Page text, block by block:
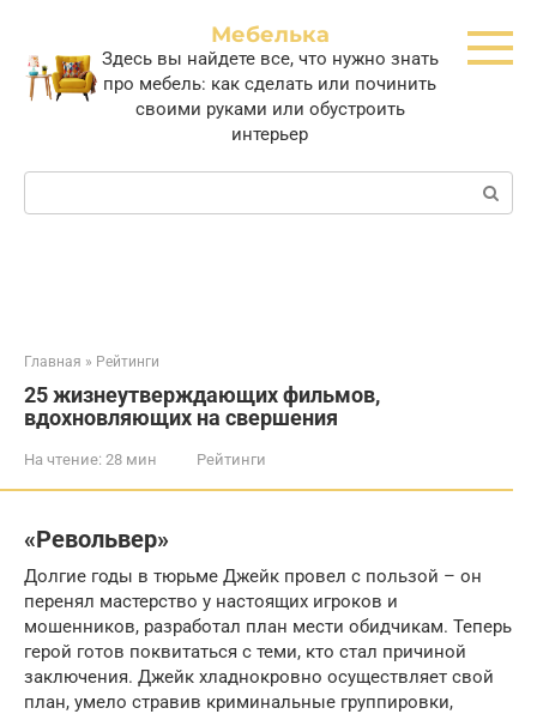
контенту
Мебелька
Здесь вы найдете все, что нужно знать
про мебель: как сделать или починить
своими руками или обустроить
интерьер
Поиск:
Главная » Рейтинги
25 жизнеутверждающих фильмов,
вдохновляющих на свершения
На чтение: 28 мин Рейтинги
«Револьвер»
Долгие годы в тюрьме Джейк провел с пользой – он
перенял мастерство у настоящих игроков и
мошенников, разработал план мести обидчикам. Теперь
герой готов поквитаться с теми, кто стал причиной
заключения. Джейк хладнокровно осуществляет свой
план, умело стравив криминальные группировки,